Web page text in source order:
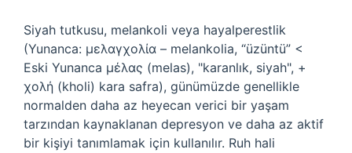
Siyah tutkusu, melankoli veya hayalperestlik
(Yunanca: μελαγχολία – melankolia, “üzüntü” <
Eski Yunanca μέλας (melas), "karanlık, siyah", +
χολή (kholi) kara safra), günümüzde genellikle
normalden daha az heyecan verici bir yaşam
tarzından kaynaklanan depresyon ve daha az aktif
bir kişiyi tanımlamak için kullanılır. Ruh hali